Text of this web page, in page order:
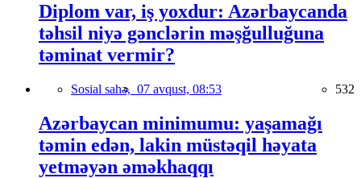
Diplom var, iş yoxdur: Azərbaycanda
təhsil niyə gənclərin məşğulluğuna
təminat vermir?
Sosial sahə, 07 avqust, 08:53 532
Azərbaycan minimumu: yaşamağı
təmin edən, lakin müstəqil həyata
yetməyən əməkhaqqı